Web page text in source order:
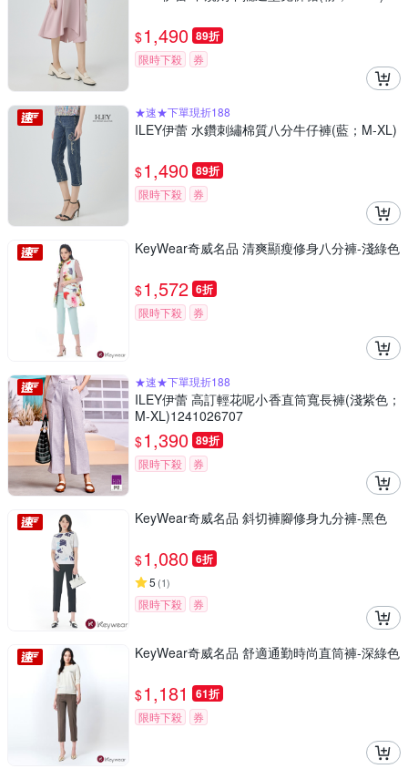
$1,490 89折
限時下殺 券
★速★下單現折188
ILEY伊蕾 水鑽刺繡棉質八分牛仔褲(藍；M-XL)
$1,490 89折
限時下殺 券
KeyWear奇威名品 清爽顯瘦修身八分褲-淺綠色
$1,572 6折
限時下殺 券
★速★下單現折188
ILEY伊蕾 高訂輕花呢小香直筒寬長褲(淺紫色；
M-XL)1241026707
$1,390 89折
限時下殺 券
KeyWear奇威名品 斜切褲腳修身九分褲-黑色
$1,080 6折
5 (1)
限時下殺 券
KeyWear奇威名品 舒適通勤時尚直筒褲-深綠色
$1,181 61折
限時下殺 券